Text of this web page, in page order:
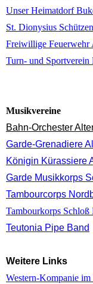
Unser Heimatdorf
St. Dionysius
Freiwillige Feuerwehr
Turn- und Sportverein
Musikvereine
Bahn-Orchester
Garde-Grenadiere
Königin Kürassiere
Garde Musikkorps
Tambourcorps
Tambourkorps Schloß
Teutonia Pipe Band
Weitere Links
Western-Kompanie